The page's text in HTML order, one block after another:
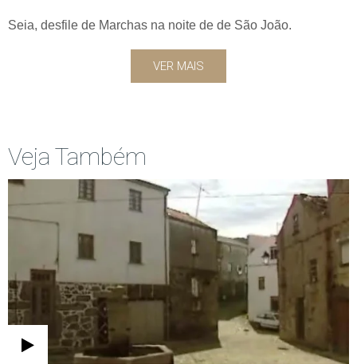
Seia, desfile de Marchas na noite de de São João.
VER MAIS
Veja Também